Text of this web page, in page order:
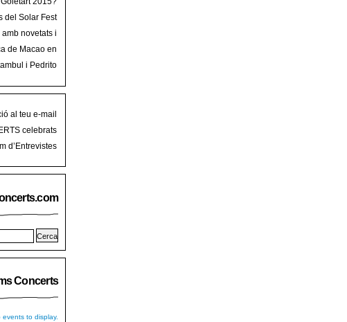
del Solar Fest
2015 a Mallorca
novetats i
amb art
de Macao en
Roots Festival
i Pedrito
al teu e-mail
celebrats
d’Entrevistes
Concerts
events to display.